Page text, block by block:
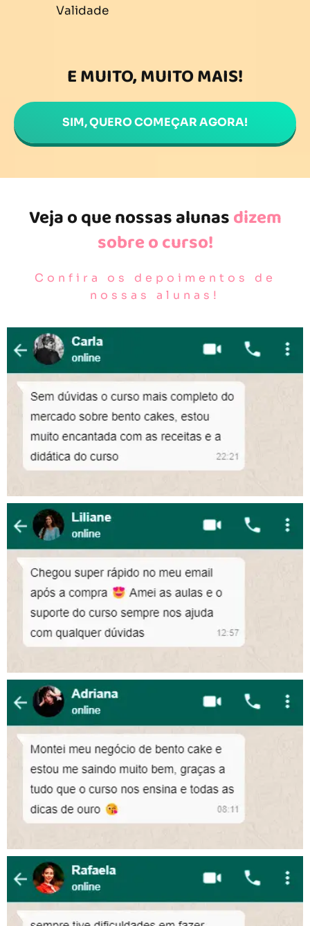
Validade
E MUITO, MUITO MAIS!
SIM, QUERO COMEÇAR AGORA!
Veja o que nossas alunasdizem
sobre o curso!
Confira os depoimentos de
nossas alunas!